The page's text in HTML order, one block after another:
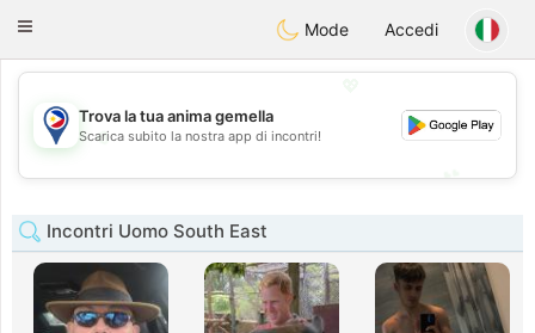
PhilippinesChat
Toggle
Mode Accedi
💖
💕
Trova la tua anima gemella
Scarica subito la nostra app di incontri!
Incontri Uomo South East